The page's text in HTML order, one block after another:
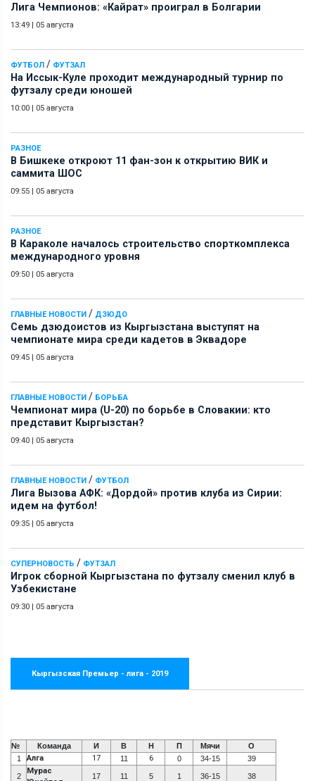
Лига Чемпионов: «Кайрат» проиграл в Болгарии
13:49 | 05 августа
ФУТБОЛ / ФУТЗАЛ
На Иссык-Куле проходит международный турнир по
футзалу среди юношей
10:00 | 05 августа
РАЗНОЕ
В Бишкеке откроют 11 фан-зон к открытию ВИК и
саммита ШОС
09:55 | 05 августа
РАЗНОЕ
В Караколе началось строительство спорткомплекса
международного уровня
09:50 | 05 августа
ГЛАВНЫЕ НОВОСТИ / ДЗЮДО
Семь дзюдоистов из Кыргызстана выступят на
чемпионате мира среди кадетов в Эквадоре
09:45 | 05 августа
ГЛАВНЫЕ НОВОСТИ / БОРЬБА
Чемпионат мира (U-20) по борьбе в Словакии: кто
представит Кыргызстан?
09:40 | 05 августа
ГЛАВНЫЕ НОВОСТИ / ФУТБОЛ
Лига Вызова АФК: «Дордой» против клуба из Сирии:
идем на футбол!
09:35 | 05 августа
СУПЕРНОВОСТЬ / ФУТЗАЛ
Игрок сборной Кыргызстана по футзалу сменил клуб в
Узбекистане
09:30 | 05 августа
Кыргызская Премьер - лига - 2019
№ Команда И В Н П Мячи
О
1
Алга 17 11 6 0 34-15 39
2
Мурас
17 11 5 1 36-15 38